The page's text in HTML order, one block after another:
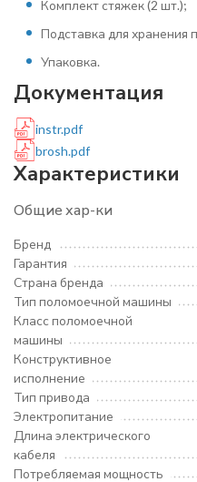
Комплект стяжек (2 шт.);
Подставка для
Упаковка.
Документация
instr.pdf
brosh.pdf
Характеристики
Общие хар-ки
Бренд
Гарантия
Страна бренда
Тип поломоечной машины
Класс поломоечной
машины
Конструктивное
исполнение
Тип привода
Электропитание
Длина электрического
кабеля
Потребляемая мощность